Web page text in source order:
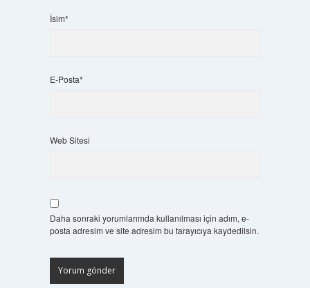
İsim*
E-Posta*
Web Sitesi
Daha sonraki yorumlarımda kullanılması için adım, e-
posta adresim ve site adresim bu tarayıcıya kaydedilsin.